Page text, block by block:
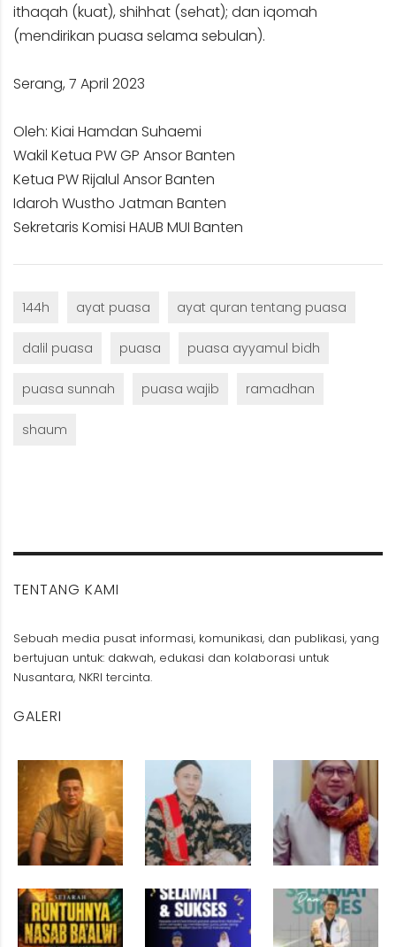
ithaqah (kuat), shihhat (sehat); dan iqomah
(mendirikan puasa selama sebulan).
Serang, 7 April 2023
Oleh: Kiai Hamdan Suhaemi
Wakil Ketua PW GP Ansor Banten
Ketua PW Rijalul Ansor Banten
Idaroh Wustho Jatman Banten
Sekretaris Komisi HAUB MUI Banten
144h ayat puasa ayat quran tentang puasa
dalil puasa puasa puasa ayyamul bidh
puasa sunnah puasa wajib ramadhan
shaum
TENTANG KAMI
Sebuah media pusat informasi, komunikasi, dan publikasi, yang
bertujuan untuk: dakwah, edukasi dan kolaborasi untuk
Nusantara, NKRI tercinta.
GALERI